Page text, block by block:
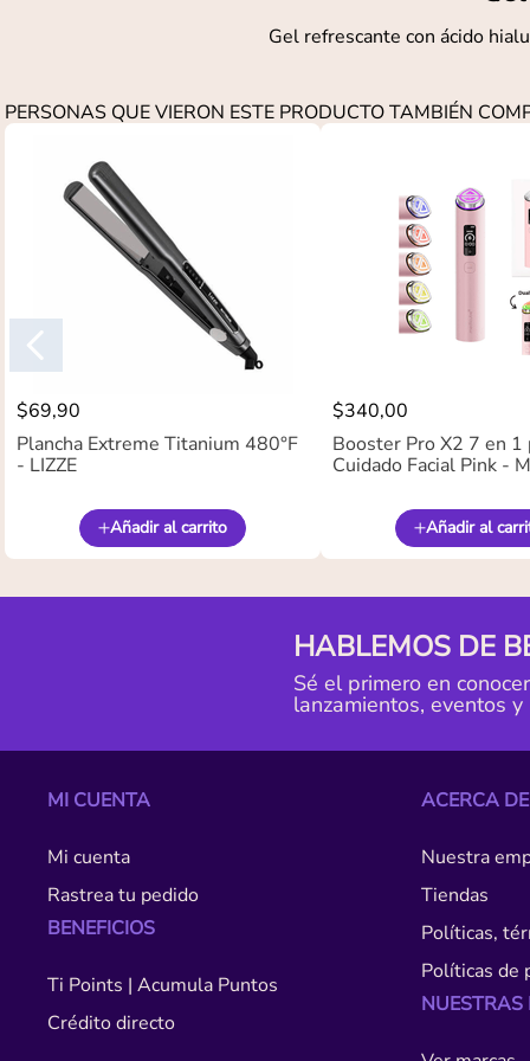
Gel refrescante con ácido
PERSONAS QUE VIERON ESTE PRODUCTO TAMBIÉN
$69,90
Plancha Extreme Titanium 480°F
- LIZZE
Añadir al carrito
$340,00
Booster Pro X2 7 en 1
Cuidado Facial Pink -
Añadir al
HABLEMOS DE
Sé el primero en
lanzamientos, eventos y
MI CUENTA
Mi cuenta
Rastrea tu pedido
BENEFICIOS
Ti Points | Acumula Puntos
Crédito directo
ACERCA DE
Nuestra
Tiendas
Políticas,
Políticas de